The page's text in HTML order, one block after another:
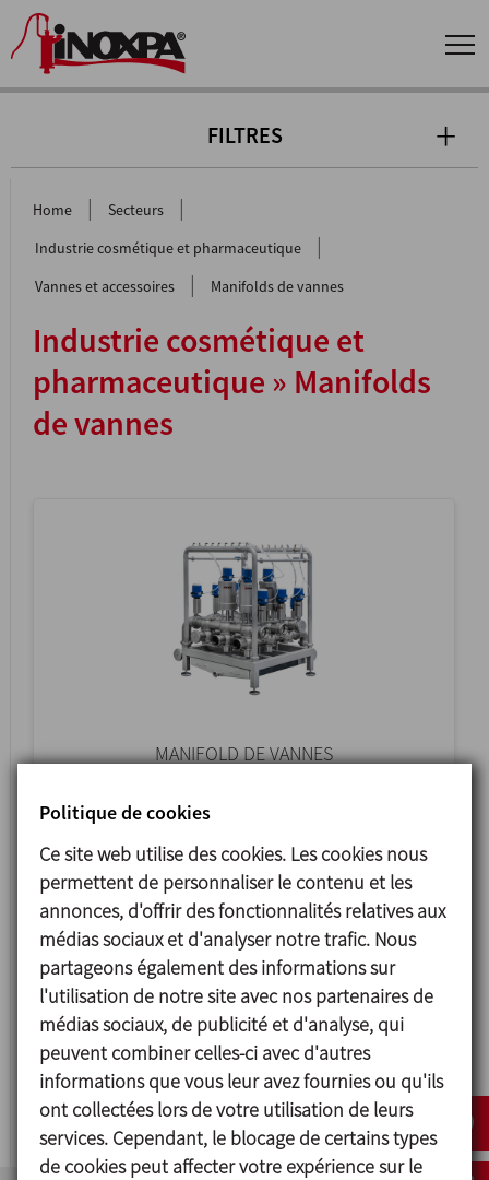
FILTRES
Home | Secteurs |
Industrie cosmétique et pharmaceutique |
Vannes et accessoires | Manifolds de vannes
Industrie cosmétique et
pharmaceutique » Manifolds
de vannes
MANIFOLD DE VANNES
FLOW DIVERT PANEL
Politique de cookies
Ce site web utilise des cookies. Les cookies nous
permettent de personnaliser le contenu et les
annonces, d'offrir des fonctionnalités relatives aux
médias sociaux et d'analyser notre trafic. Nous
partageons également des informations sur
l'utilisation de notre site avec nos partenaires de
médias sociaux, de publicité et d'analyse, qui
peuvent combiner celles-ci avec d'autres
informations que vous leur avez fournies ou qu'ils
ont collectées lors de votre utilisation de leurs
services. Cependant, le blocage de certains types
de cookies peut affecter votre expérience sur le